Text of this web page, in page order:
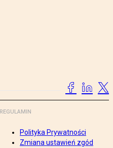
REGULAMIN
Polityka Prywatności
Zmiana ustawień zgód